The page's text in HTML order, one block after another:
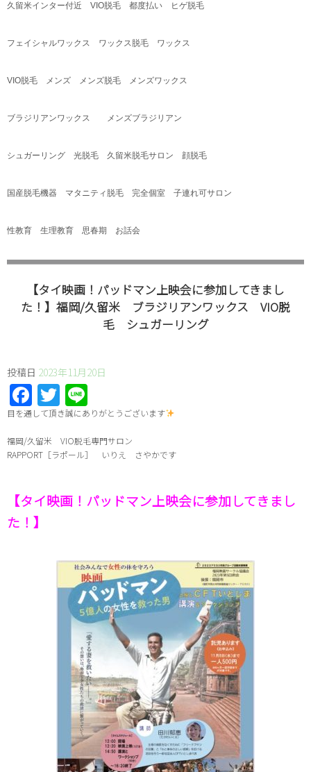
久留米インター付近 VIO脱毛 都度払い ヒゲ脱毛
フェイシャルワックス ワックス脱毛 ワックス
VIO脱毛 メンズ メンズ脱毛 メンズワックス
ブラジリアンワックス メンズブラジリアン
シュガーリング 光脱毛 久留米脱毛サロン 顔脱毛
国産脱毛機器 マタニティ脱毛 完全個室 子連れ可サロン
性教育 生理教育 思春期 お話会
【タイ映画！パッドマン上映会に参加してきまし
た！】福岡/久留米 ブラジリアンワックス VIO脱
毛 シュガーリング
投稿日 2023年11月20日
Facebook
Twitter
⁡目を通して頂き誠にありがとうございます
福岡/久留米 VIO脱毛専門サロン
RAPPORT［ラポール］ いりえ さやかです
【タイ映画！パッドマン上映会に参加してきまし
た！】